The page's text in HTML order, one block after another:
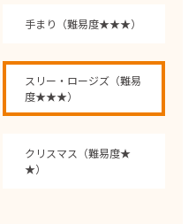
手まり（難易度★★★）
スリー・ロージズ（難易
度★★★）
クリスマス（難易度★
★）